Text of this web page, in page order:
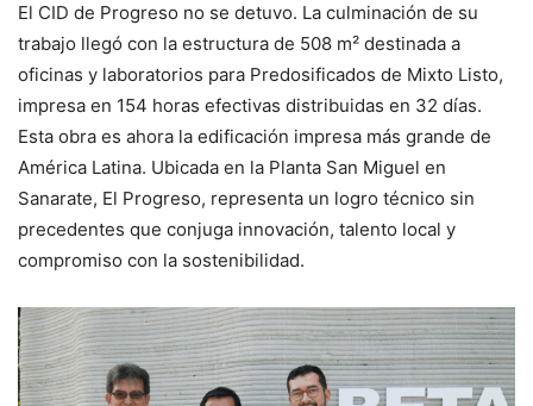
El CID de Progreso no se detuvo. La culminación de su
trabajo llegó con la estructura de 508 m² destinada a
oficinas y laboratorios para Predosificados de Mixto Listo,
impresa en 154 horas efectivas distribuidas en 32 días.
Esta obra es ahora la edificación impresa más grande de
América Latina. Ubicada en la Planta San Miguel en
Sanarate, El Progreso, representa un logro técnico sin
precedentes que conjuga innovación, talento local y
compromiso con la sostenibilidad.